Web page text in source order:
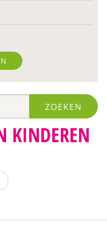
ZOEKEN
KINDEREN